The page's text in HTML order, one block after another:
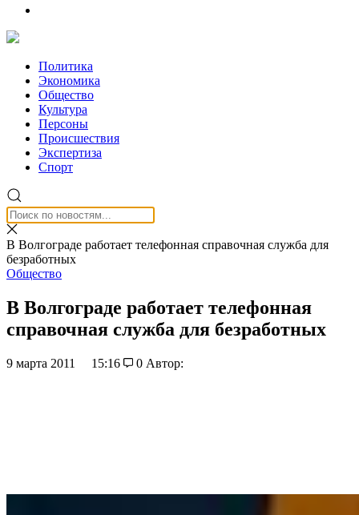
Политика
Экономика
Общество
Культура
Персоны
Происшествия
Экспертиза
Спорт
В Волгограде работает телефонная справочная служба для
безработных
Общество
В Волгограде работает телефонная
справочная служба для безработных
9 марта 2011 15:16 0 Автор: